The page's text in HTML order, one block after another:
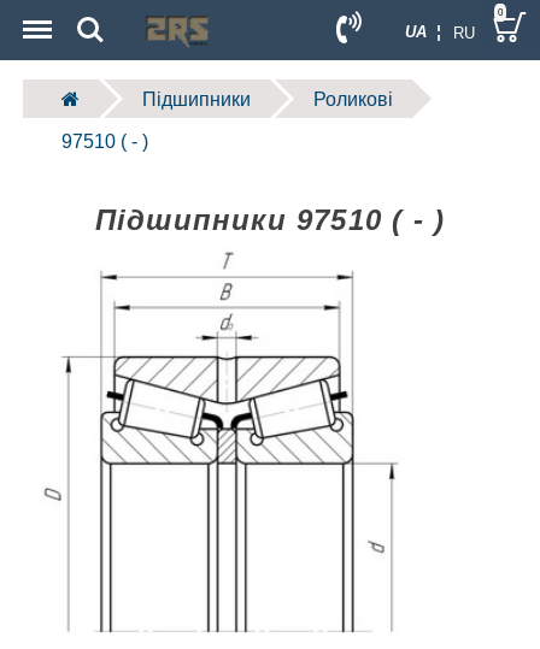
UA ¦ RU
Search 0
Підшипники Роликові
97510 ( - )
Підшипники 97510 ( - )